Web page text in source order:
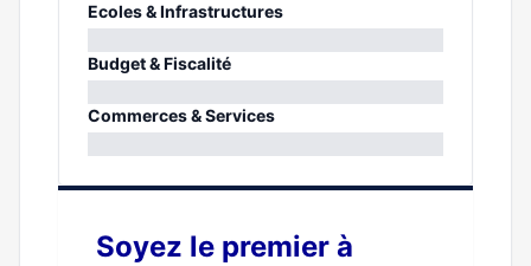
Ecoles & Infrastructures
0%
Budget & Fiscalité
0%
Commerces & Services
Soyez le premier à